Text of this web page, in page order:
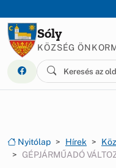
Sóly
KÖZSÉG
Nyitólap Hírek
GÉPJÁRMŰADÓ